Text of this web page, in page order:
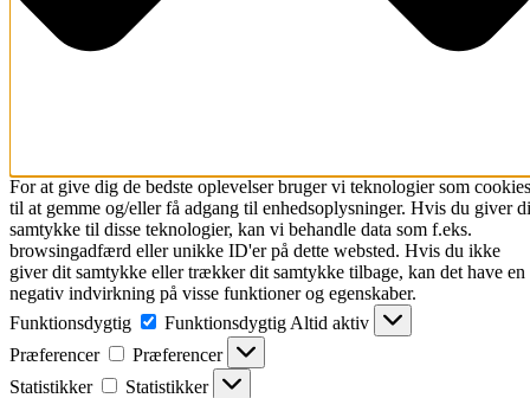
For at give dig de bedste oplevelser bruger vi teknologier som cookies
til at gemme og/eller få adgang til enhedsoplysninger. Hvis du giver
samtykke til disse teknologier, kan vi behandle data som f.eks.
browsingadfærd eller unikke ID'er på dette websted. Hvis du ikke
giver dit samtykke eller trækker dit samtykke tilbage, kan det have en
negativ indvirkning på visse funktioner og egenskaber.
Funktionsdygtig
Funktionsdygtig Altid aktiv
Præferencer
Præferencer
Statistikker
Statistikker